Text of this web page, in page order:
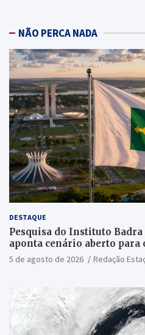
NÃO PERCA NADA
DESTAQUE
Pesquisa do Instituto
aponta cenário aberto para
5 de agosto de 2026 Redação